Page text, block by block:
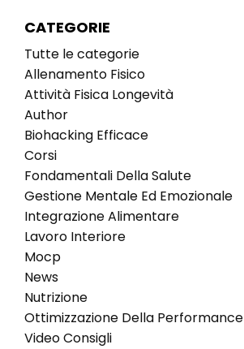
CATEGORIE
Tutte le categorie
Allenamento Fisico
Attività Fisica Longevità
Author
Biohacking Efficace
Corsi
Fondamentali Della Salute
Gestione Mentale Ed Emozionale
Integrazione Alimentare
Lavoro Interiore
Mocp
News
Nutrizione
Ottimizzazione Della Performance
Video Consigli